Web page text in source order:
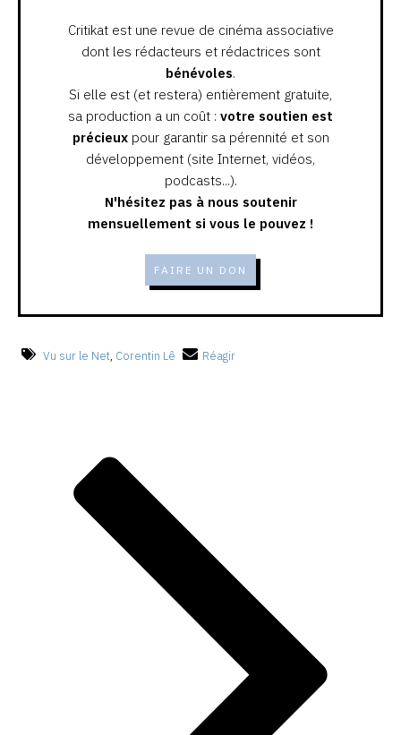
Critikat est une revue de cinéma associative
dont les rédacteurs et rédactrices sont
bénévoles.
Si elle est (et restera) entièrement gratuite,
sa production a un coût : votre soutien est
précieuxpour garantir sa pérennité et son
développement (site Internet, vidéos,
podcasts...).
N'hésitez pas à nous soutenir
mensuellement si vous le pouvez !
FAIRE UN DON
Vu sur le Net, Corentin Lê Réagir